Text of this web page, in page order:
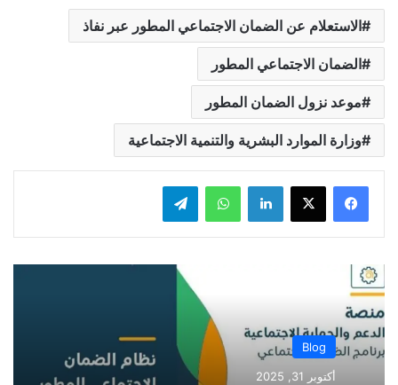
الاستعلام عن الضمان الاجتماعي المطور عبر نفاذ
الضمان الاجتماعي المطور
موعد نزول الضمان المطور
وزارة الموارد البشرية والتنمية الاجتماعية
لينكدإن واتساب
Blog
أكتوبر 31, 2025